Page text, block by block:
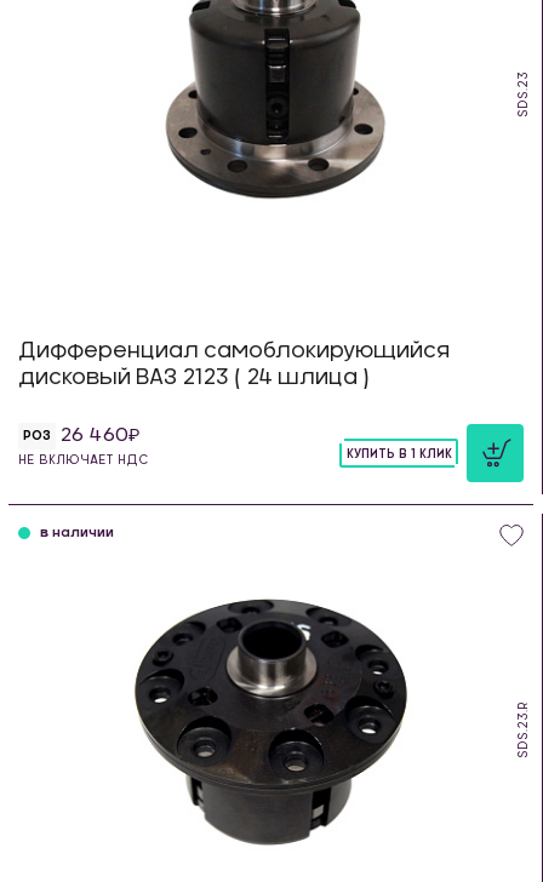
SDS.23
Дифференциал самоблокирующийся
дисковый ВАЗ 2123 ( 24 шлица )
РОЗ 26 460
НЕ ВКЛЮЧАЕТ НДС
КУПИТЬ В 1 КЛИК
SDS.23.R
в наличии